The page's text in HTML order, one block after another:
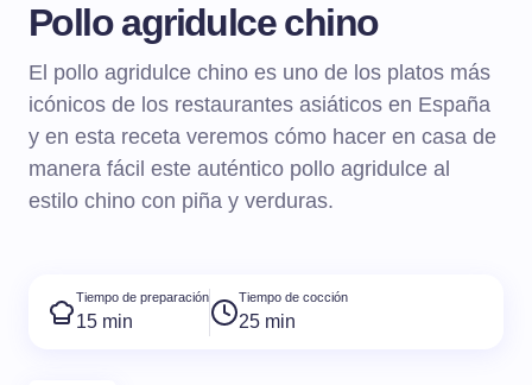
Pollo agridulce chino
El pollo agridulce chino es uno de los platos más
icónicos de los restaurantes asiáticos en España
y en esta receta veremos cómo hacer en casa de
manera fácil este auténtico pollo agridulce al
estilo chino con piña y verduras.
Tiempo de preparación
15 min
Tiempo de cocción
25 min